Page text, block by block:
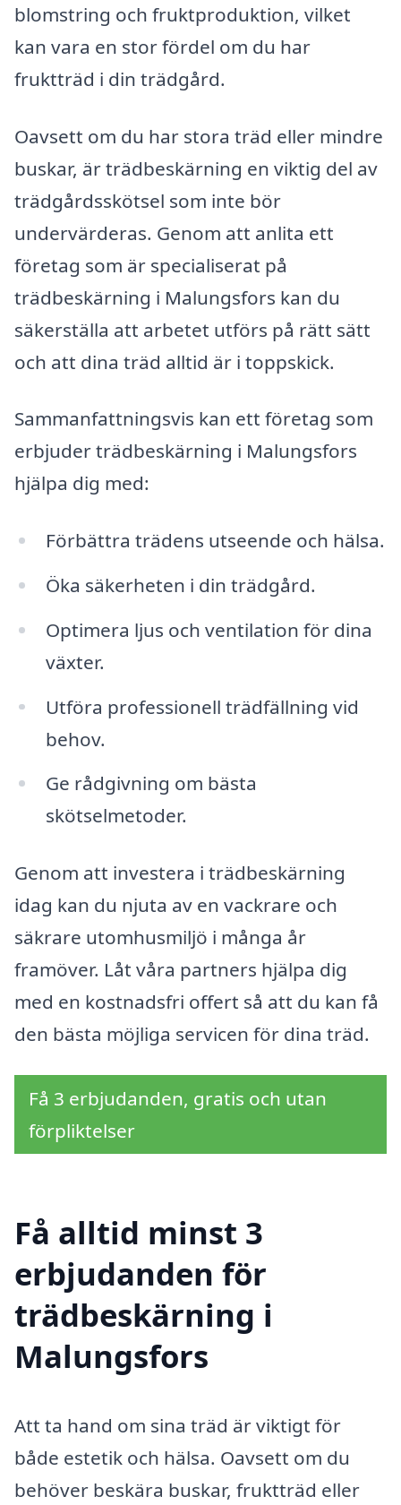
blomstring och fruktproduktion, vilket
kan vara en stor fördel om du har
fruktträd i din trädgård.
Oavsett om du har stora träd eller mindre
buskar, är trädbeskärning en viktig del av
trädgårdsskötsel som inte bör
undervärderas. Genom att anlita ett
företag som är specialiserat på
trädbeskärning i Malungsfors kan du
säkerställa att arbetet utförs på rätt sätt
och att dina träd alltid är i toppskick.
Sammanfattningsvis kan ett företag som
erbjuder trädbeskärning i Malungsfors
hjälpa dig med:
Förbättra trädens utseende och hälsa.
Öka säkerheten i din trädgård.
Optimera ljus och ventilation för dina
växter.
Utföra professionell trädfällning vid
behov.
Ge rådgivning om bästa
skötselmetoder.
Genom att investera i trädbeskärning
idag kan du njuta av en vackrare och
säkrare utomhusmiljö i många år
framöver. Låt våra partners hjälpa dig
med en kostnadsfri offert så att du kan få
den bästa möjliga servicen för dina träd.
Få 3 erbjudanden, gratis och utan
förpliktelser
Få alltid minst 3
erbjudanden för
trädbeskärning i
Malungsfors
Att ta hand om sina träd är viktigt för
både estetik och hälsa. Oavsett om du
behöver beskära buskar, fruktträd eller